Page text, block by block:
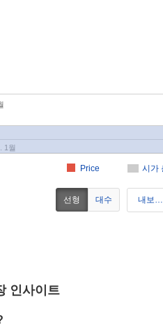
시가
Price
1월
선형 대수 내보내
인사이트